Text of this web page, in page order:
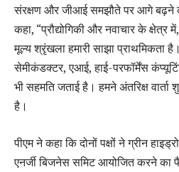
संरक्षण और जीआई समझौते पर आगे बढ़ने
कहा, “प्रौद्योगिकी और नवाचार के क्षेत्र
मूल्य श्रृंखला हमारी साझा प्राथमिकता
सेमीकंडक्टर, एआई, हाई-परफॉर्मेंस
भी सहमति जताई है। हमने अंतरिक्ष
है।
पीएम ने कहा कि दोनों पक्षों ने ग्रीन
एनर्जी बिजनेस समिट आयोजित करने का